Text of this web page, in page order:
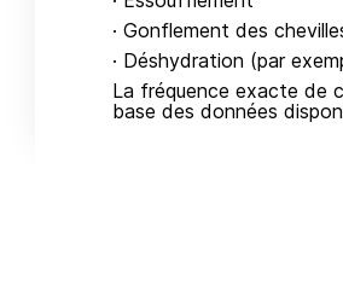
· Gonflement des
· Déshydration (par
La fréquence exacte de
base des données